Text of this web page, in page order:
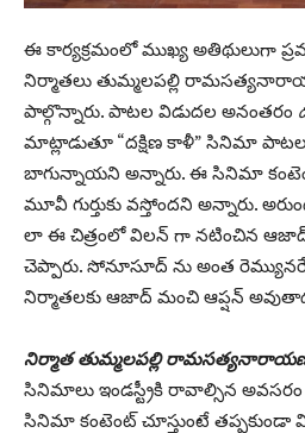
ఈ కార్యక్రమంలో ముఖ్య అతిథులుగా
నిర్మాతలు తుమ్మలపల్లి
పాల్గొన్నారు. పాటల విడుదల అనంతరం
మాట్లాడుతూ “దక్షిణ కాళీ” సినిమా
బాగున్నాయని అన్నారు. ఈ సినిమా
మూవీ గుర్తుకు వస్తోందని అన్నారు.
లా ఈ చిత్రంలో విలన్ గా నటించిన
చెప్పారు. సోనూసూద్ ను అంత
నిర్మాతలకు ఆజాద్ మంచి ఆప్షన్
నిర్మాత తుమ్మలపల్లి
సినిమాలు ఇండస్ట్రీకి రావాల్సిన అవసరం
సినిమా కంటెంట్ చూస్తుంటే తప్పకుండా